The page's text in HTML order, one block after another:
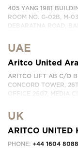
405 YANG 1981
ROOM NO. G-02B, M-
DEBARATNA ROAD,
PHONE:
EMAIL:
UAE
Aritco United
ARITCO LIFT AB C/O
CONCORD TOWER,
OFFICE 2607, MEDIA
EMAIL:
UK
ARITCO UNITED
PHONE: +44 1604